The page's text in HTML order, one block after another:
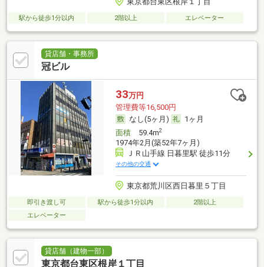
駅から徒歩1分以内 2階以上 エレベーター
貸店舗・事務所
冠ビル
33万円
管理費等16,500円
なし(5ヶ月)
1ヶ月
面積59.4m2
1974年2月(築52年7ヶ月)
ＪＲ山手線 日暮里駅 徒歩11分
その他の交通
東京都荒川区西日暮里５丁目
即引き渡し可 駅から徒歩1分以内
2階以上
エレベーター
貸店舗（建物一部）
東京都台東区根岸１丁目